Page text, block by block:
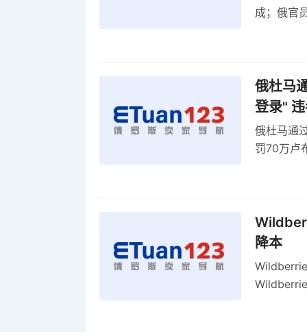
成；俄官
俄杜马
登录"
俄杜马通
罚70万卢
降本